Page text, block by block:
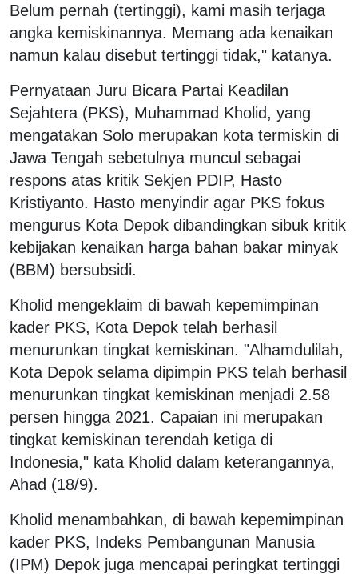
Belum pernah (tertinggi), kami masih terjaga
angka kemiskinannya. Memang ada kenaikan
namun kalau disebut tertinggi tidak," katanya.
Pernyataan Juru Bicara Partai Keadilan
Sejahtera (PKS), Muhammad Kholid, yang
mengatakan Solo merupakan kota termiskin di
Jawa Tengah sebetulnya muncul sebagai
respons atas kritik Sekjen PDIP, Hasto
Kristiyanto. Hasto menyindir agar PKS fokus
mengurus Kota Depok dibandingkan sibuk kritik
kebijakan kenaikan harga bahan bakar minyak
(BBM) bersubsidi.
Kholid mengeklaim di bawah kepemimpinan
kader PKS, Kota Depok telah berhasil
menurunkan tingkat kemiskinan. "Alhamdulilah,
Kota Depok selama dipimpin PKS telah berhasil
menurunkan tingkat kemiskinan menjadi 2.58
persen hingga 2021. Capaian ini merupakan
tingkat kemiskinan terendah ketiga di
Indonesia," kata Kholid dalam keterangannya,
Ahad (18/9).
Kholid menambahkan, di bawah kepemimpinan
kader PKS, Indeks Pembangunan Manusia
(IPM) Depok juga mencapai peringkat tertinggi